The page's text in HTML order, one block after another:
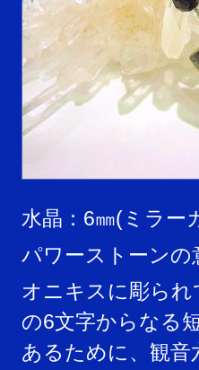
水晶：6㎜(ミラー
パワーストーンの
オニキスに彫ら
の6文字からなる
あるために、観